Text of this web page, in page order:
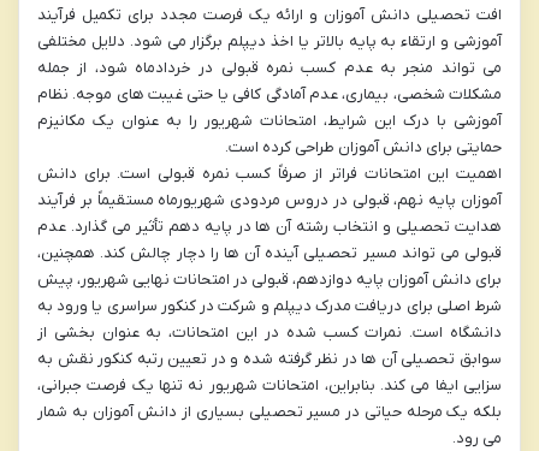
افت تحصیلی دانش آموزان و ارائه یک فرصت مجدد برای تکمیل فرآیند
آموزشی و ارتقاء به پایه بالاتر یا اخذ دیپلم برگزار می شود. دلایل مختلفی
می تواند منجر به عدم کسب نمره قبولی در خردادماه شود، از جمله
مشکلات شخصی، بیماری، عدم آمادگی کافی یا حتی غیبت های موجه. نظام
آموزشی با درک این شرایط، امتحانات شهریور را به عنوان یک مکانیزم
حمایتی برای دانش آموزان طراحی کرده است.
اهمیت این امتحانات فراتر از صرفاً کسب نمره قبولی است. برای دانش
آموزان پایه نهم، قبولی در دروس مردودی شهریورماه مستقیماً بر فرآیند
هدایت تحصیلی و انتخاب رشته آن ها در پایه دهم تأثیر می گذارد. عدم
قبولی می تواند مسیر تحصیلی آینده آن ها را دچار چالش کند. همچنین،
برای دانش آموزان پایه دوازدهم، قبولی در امتحانات نهایی شهریور، پیش
شرط اصلی برای دریافت مدرک دیپلم و شرکت در کنکور سراسری یا ورود به
دانشگاه است. نمرات کسب شده در این امتحانات، به عنوان بخشی از
سوابق تحصیلی آن ها در نظر گرفته شده و در تعیین رتبه کنکور نقش به
سزایی ایفا می کند. بنابراین، امتحانات شهریور نه تنها یک فرصت جبرانی،
بلکه یک مرحله حیاتی در مسیر تحصیلی بسیاری از دانش آموزان به شمار
می رود.